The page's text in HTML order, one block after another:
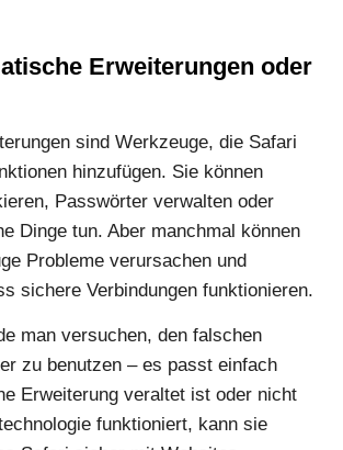
Erweiterungen oder
sind Werkzeuge, die Safari
hinzufügen. Sie können
Passwörter verwalten oder
Dinge tun. Aber manchmal können
Probleme verursachen und
sichere Verbindungen funktionieren.
man versuchen, den falschen
zu benutzen – es passt einfach
Erweiterung veraltet ist oder nicht
funktioniert, kann sie